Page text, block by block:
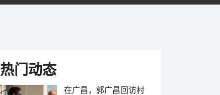
热门动态
在广昌，郭广昌回访村